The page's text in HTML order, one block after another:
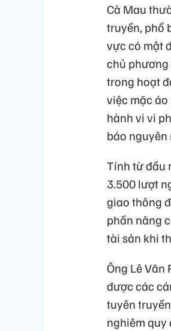
Cà Mau
truyền, phổ
vực có mật
chủ phương
trong hoạt
việc mặc
hành vi vi
báo
Tính từ đầu
3.500 lượt
giao thông
phần nâng
tài sản khi
Ông Lê Văn
được các
tuyên
nghiêm quy